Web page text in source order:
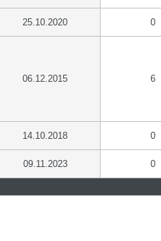
25.10.2020 0
06.12.2015 6
14.10.2018 0
09.11.2023 0